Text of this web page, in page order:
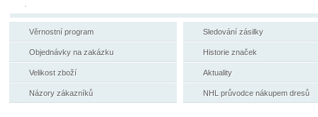
Věrnostní program
Objednávky na zakázku
Velikost zboží
Názory zákazníků
Sledování zásilky
Historie značek
Aktuality
NHL průvodce nákupem dresů